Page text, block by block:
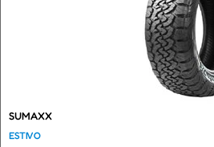
SUMAXX
ESTIVO